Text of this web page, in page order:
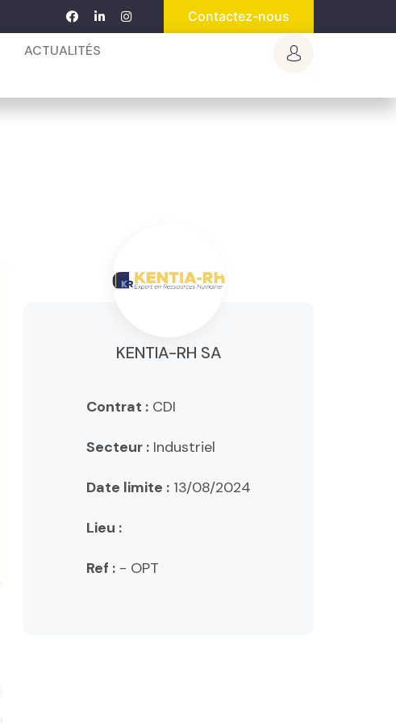
Contactez-nous
ACTUALITÉS
KENTIA-RH SA
Contrat : CDI
Secteur : Industriel
Date limite : 13/08/2024
Lieu :
Ref : - OPT